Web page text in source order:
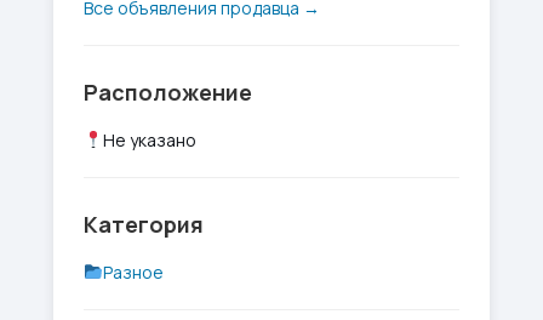
Все объявления продавца →
Расположение
Не указано
Категория
Разное